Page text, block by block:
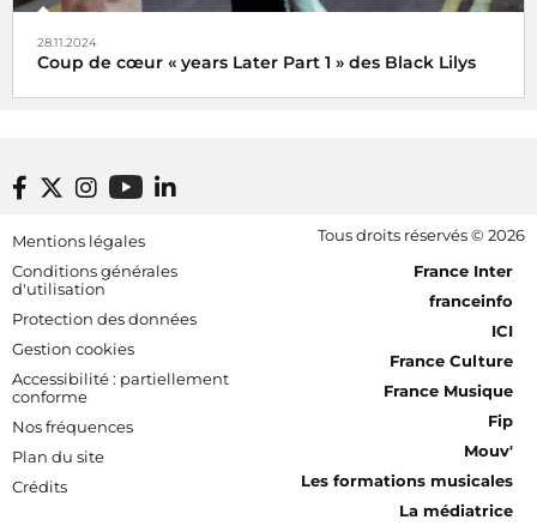
28.11.2024
Coup de cœur « years Later Part 1 » des Black Lilys
Black Lilys, une caresse magique et émotionnelle pop
folk
Radio France, le 2 décembre 2024
Footer bottom
Mentions légales
Conditions générales
d'utilisation
Protection des données
Gestion cookies
Accessibilité : partiellement
conforme
Nos fréquences
Plan du site
Crédits
Tous droits réservés © 2026
[RDF] Pied de page - Mobile
France Inter
franceinfo
ICI
France Culture
France Musique
Fip
Mouv'
Les formations musicales
La médiatrice